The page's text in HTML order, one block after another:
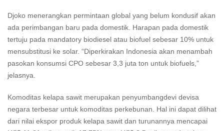
Djoko menerangkan permintaan global yang belum kondusif akan
ada perimbangan baru pada domestik. Harapan pada domestik
tertuju pada mandatory biodiesel atau biofuel sebesar 10% untuk
mensubstitusi ke solar. “Diperkirakan Indonesia akan menambah
pasokan konsumsi CPO sebesar 3,3 juta ton untuk biofuels,”
jelasnya.
Komoditas kelapa sawit merupakan penyumbangdevi devisa
negara terbesar untuk komoditas perkebunan. Hal ini dapat dilihat
dari nilai ekspor produk kelapa sawit dan turunannya mencapai